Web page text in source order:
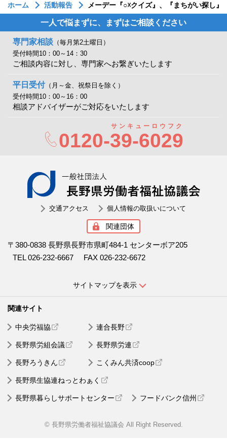
ホーム 活動報告 メーデー『○☓クイズ』、『まちがい探し
一人で悩まずに、まずはご相談ください
専門家相談 （毎月第2土曜日）
受付時間10：00～14：30
ご相談内容に対し、専門家へお繋ぎいたします
平日受付（月～金、祝祭日を除く）
受付時間10：00～16：00
相談アドバイザーがご対応をいたします
0120-39-6029
サンキューロウフク
交通アクセス 個人情報の取扱いについて
関連団体
〒380-0838 長野県長野市県町484-1 センターボア205
TEL 026-232-6667
FAX 026-232-6672
サイトマップを表示
中央労福協 連合長野
長野県労組会議 長野県労連
長野ろうきん こくみん共済coop
長野県生協連ねっとわぁく
長野県暮らしサポートセンター フードバンク信州
© 長野県労働者福祉協議会 All Right Reserved.